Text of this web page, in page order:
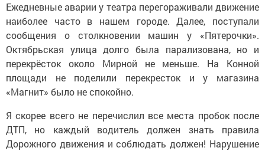
Ежедневные аварии у театра перегораживали движение
наиболее часто в нашем городе. Далее, поступали
сообщения о столкновении машин у «Пятерочки».
Октябрьская улица долго была парализована, но и
перекрёсток около Мирной не меньше. На Конной
площади не поделили перекресток и у магазина
«Магнит» было не спокойно.
Я скорее всего не перечислил все места пробок после
ДТП, но каждый водитель должен знать правила
Дорожного движения и соблюдать должен! Нарушение